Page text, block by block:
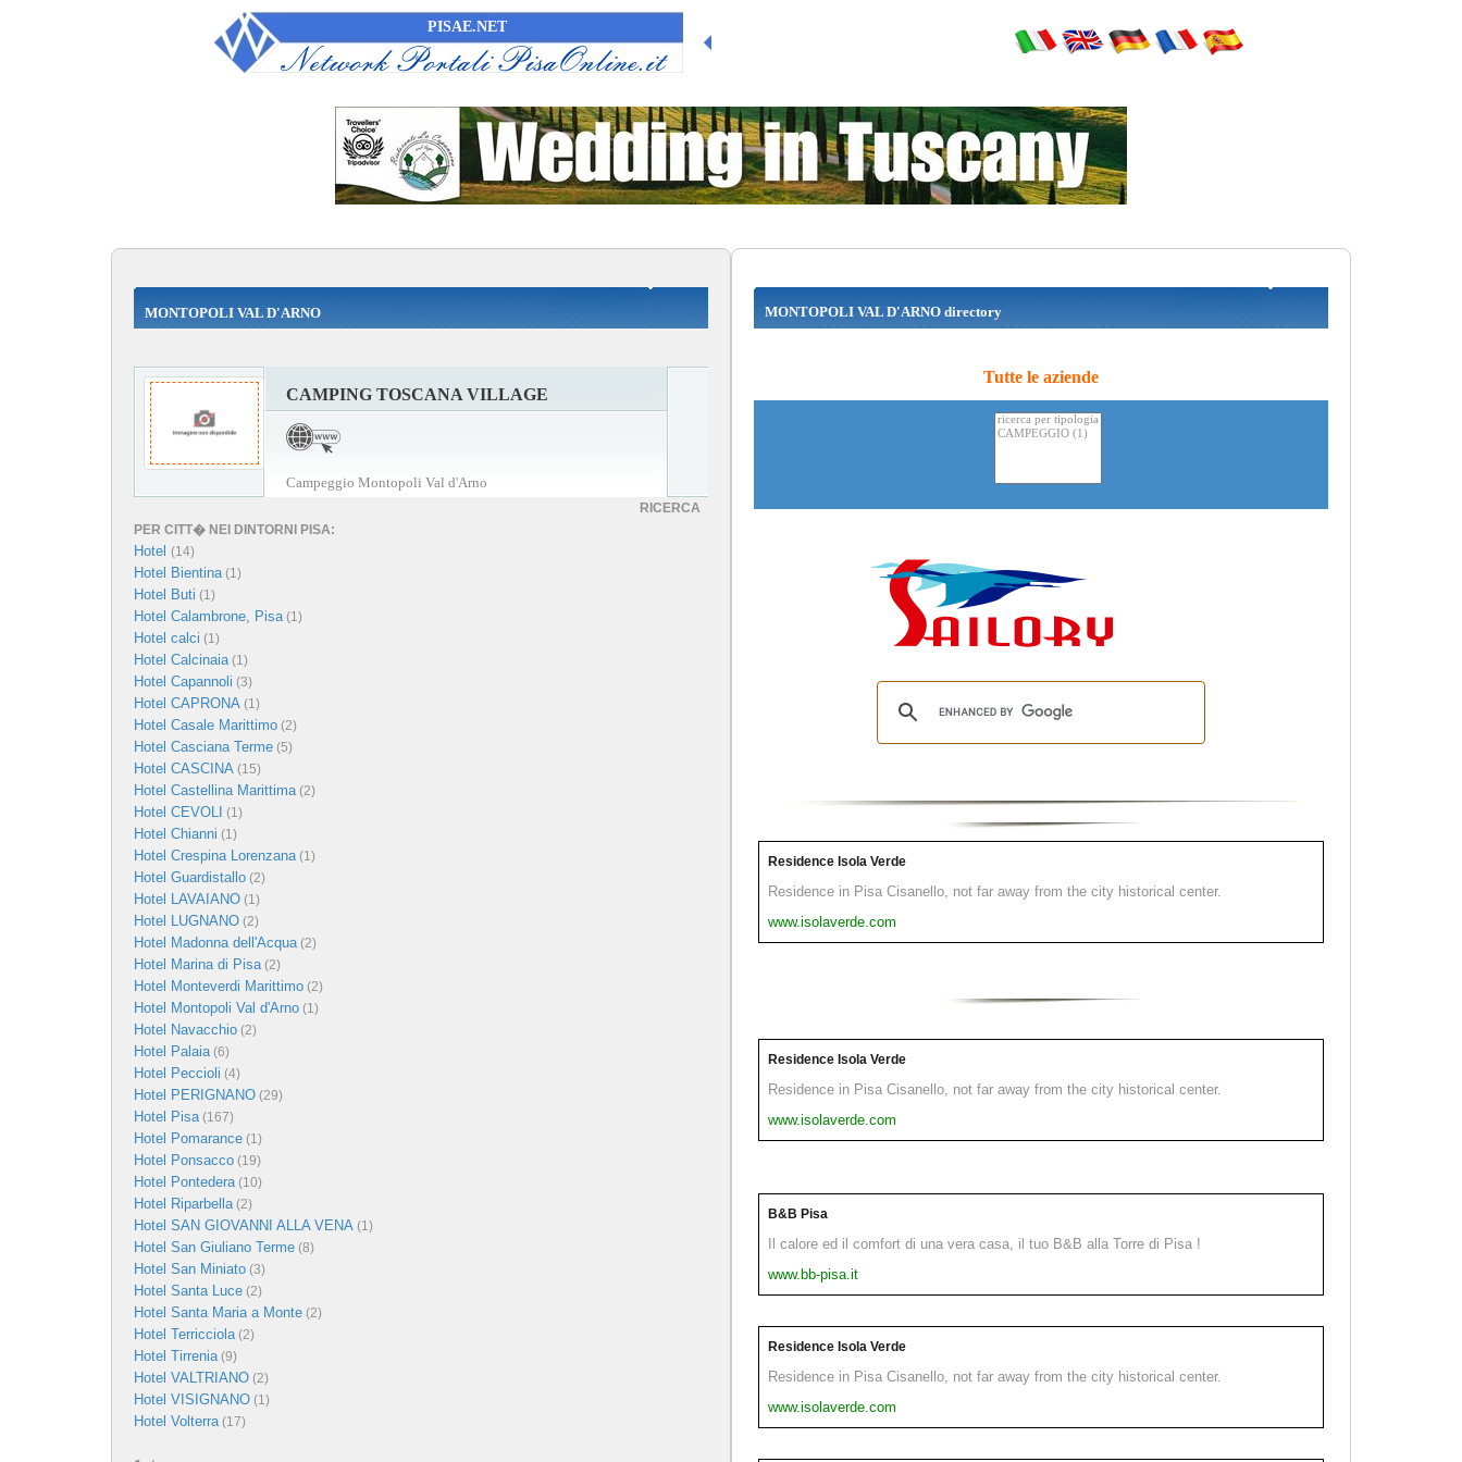
PISAE.NET
MONTOPOLI VAL D'ARNO
CAMPING TOSCANA VILLAGE
Campeggio Montopoli Val d'Arno
RICERCA
PER CITT� NEI DINTORNI PISA:
Hotel (14)
Hotel Bientina(1)
Hotel Buti (1)
Hotel Calambrone, Pisa(1)
Hotel calci (1)
Hotel Calcinaia(1)
Hotel Capannoli (3)
Hotel CAPRONA (1)
Hotel Casale Marittimo (2)
Hotel Casciana Terme (5)
Hotel CASCINA (15)
Hotel Castellina Marittima(2)
Hotel CEVOLI (1)
Hotel Chianni (1)
Hotel Crespina Lorenzana(1)
Hotel Guardistallo (2)
Hotel LAVAIANO (1)
Hotel LUGNANO (2)
Hotel Madonna dell'Acqua(2)
Hotel Marina di Pisa(2)
Hotel Monteverdi Marittimo (2)
Hotel Montopoli Val d'Arno (1)
Hotel Navacchio (2)
Hotel Palaia(6)
Hotel Peccioli (4)
Hotel PERIGNANO (29)
Hotel Pisa(167)
Hotel Pomarance (1)
Hotel Ponsacco (19)
Hotel Pontedera(10)
Hotel Riparbella(2)
Hotel SAN GIOVANNI ALLA VENA (1)
Hotel San Giuliano Terme (8)
Hotel San Miniato (3)
Hotel Santa Luce (2)
Hotel Santa Maria a Monte (2)
Hotel Terricciola(2)
Hotel Tirrenia(9)
Hotel VALTRIANO (2)
Hotel VISIGNANO (1)
Hotel Volterra(17)
MONTOPOLI VAL D'ARNO directory
Tutte le aziende
Residence Isola Verde
Residence in Pisa Cisanello, not far away from the city historical center.
www.isolaverde.com
Residence Isola Verde
Residence in Pisa Cisanello, not far away from the city historical center.
www.isolaverde.com
B&B Pisa
Il calore ed il comfort di una vera casa, il tuo B&B alla Torre di Pisa !
www.bb-pisa.it
Residence Isola Verde
Residence in Pisa Cisanello, not far away from the city historical center.
www.isolaverde.com